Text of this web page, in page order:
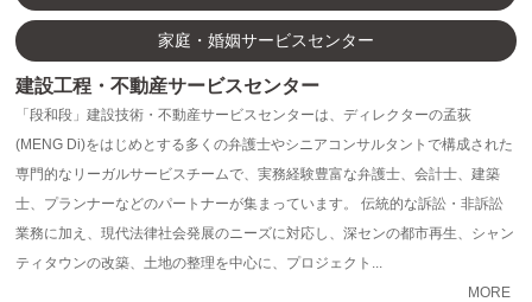
家庭・婚姻サービスセンター
建設工程・不動産サービスセンター
「段和段」建設技術・不動産サービスセンターは、ディレクターの孟荻
(MENG Di)をはじめとする多くの弁護士やシニアコンサルタントで構成された
専門的なリーガルサービスチームで、実務経験豊富な弁護士、会計士、建築
士、プランナーなどのパートナーが集まっています。 伝統的な訴訟・非訴訟
業務に加え、現代法律社会発展のニーズに対応し、深センの都市再生、シャン
ティタウンの改築、土地の整理を中心に、プロジェクト...
MORE